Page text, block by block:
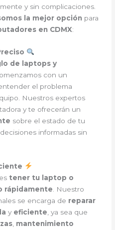
y sin complicaciones.
la mejor opción para
en CDMX:
de laptops y
con un
el problema
Nuestros expertos
y te ofrecerán un
sobre el estado de tu
informadas sin
tener tu laptop o
rápidamente . Nuestro
se encarga de reparar
y eficiente , ya sea que
mantenimiento